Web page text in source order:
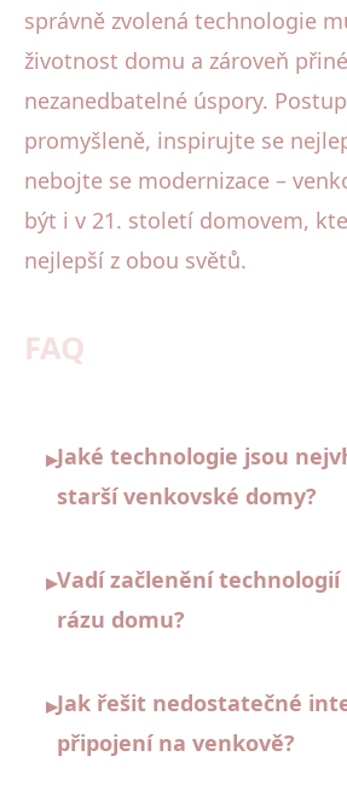
správně zvolená technologie
životnost domu a zároveň
nezanedbatelné úspory.
promyšleně, inspirujte se
nebojte se modernizace –
být i v 21. století domovem,
nejlepší z obou světů.
FAQ
▸Jaké technologie jsou
starší venkovské domy?
▸Vadí začlenění
rázu domu?
▸Jak řešit nedostatečné
připojení na venkově?